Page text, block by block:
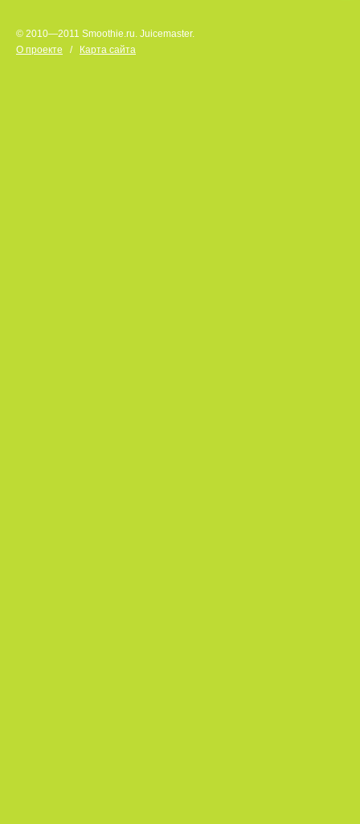
© 2010—2011 Smoothie.ru. Juicemaster.
О проекте / Карта сайта